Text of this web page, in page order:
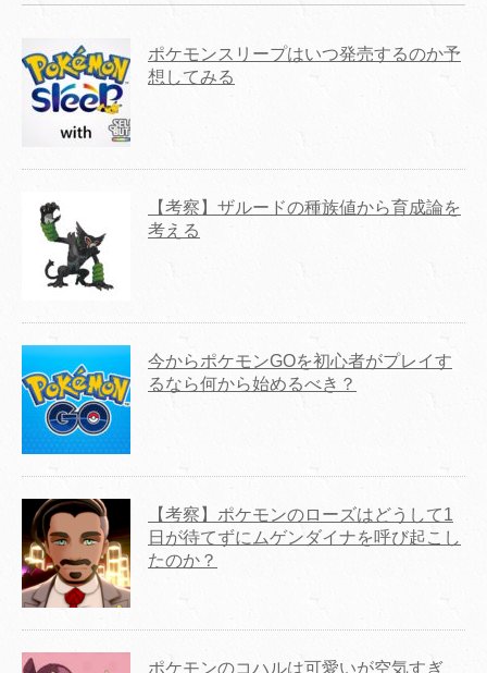
ポケモンスリープはいつ発売するのか予
想してみる
【考察】ザルードの種族値から育成論を
考える
今からポケモンGOを初心者がプレイす
るなら何から始めるべき？
【考察】ポケモンのローズはどうして1
日が待てずにムゲンダイナを呼び起こし
たのか？
ポケモンのコハルは可愛いが空気すぎ